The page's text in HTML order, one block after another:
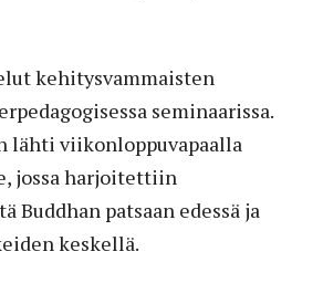
kehitysvammaisten
seminaarissa.
lähti viikonloppuvapaalla
jossa harjoitettiin
Buddhan patsaan edessä ja
keskellä.